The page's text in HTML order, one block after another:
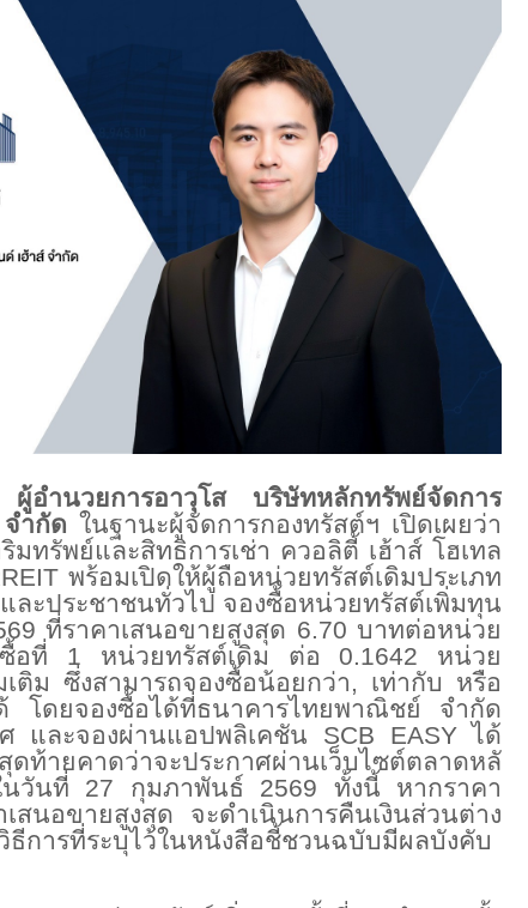
ำนวยการอาวุโส บริษัทหลักทรัพย์จัดการ
จำกัดในฐานะผู้จัดการกองทรัสต์ฯ เปิดเผยว่า
มทรัพย์และสิทธิการเช่า ควอลิตี้ เฮ้าส์ โฮเทล
พร้อมเปิดให้ผู้ถือหน่วยทรัสต์เดิมประเภท
ะประชาชนทั่วไป จองซื้อหน่วยทรัสต์เพิ่มทุน
ที่ราคาเสนอขายสูงสุด 6.70 บาทต่อหน่วย
อที่ 1 หน่วยทรัสต์เดิม ต่อ 0.1642 หน่วย
เติม ซึ่งสามารถจองซื้อน้อยกว่า, เท่ากับ หรือ
โดยจองซื้อได้ที่ธนาคารไทยพาณิชย์ จำกัด
และจองผ่านแอปพลิเคชัน SCB EASY ได้
ดท้ายคาดว่าจะประกาศผ่านเว็บไซต์ตลาดหลั
นวันที่ 27 กุมภาพันธ์ 2569 ทั้งนี้ หากราคา
เสนอขายสูงสุด จะดำเนินการคืนเงินส่วนต่าง
ธีการที่ระบุไว้ในหนังสือชี้ชวนฉบับมีผลบังคับ